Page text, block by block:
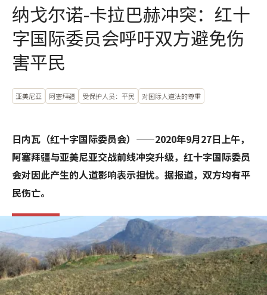
纳戈尔诺-卡拉巴赫冲突：红十
字国际委员会呼吁双方避免伤
害平民
亚美尼亚 阿塞拜疆 受保护人员：平民 对国际人道法的尊重
日内瓦（红十字国际委员会）——2020年9月27日上午，
阿塞拜疆与亚美尼亚交战前线冲突升级，红十字国际委员
会对因此产生的人道影响表示担忧。据报道，双方均有平
民伤亡。